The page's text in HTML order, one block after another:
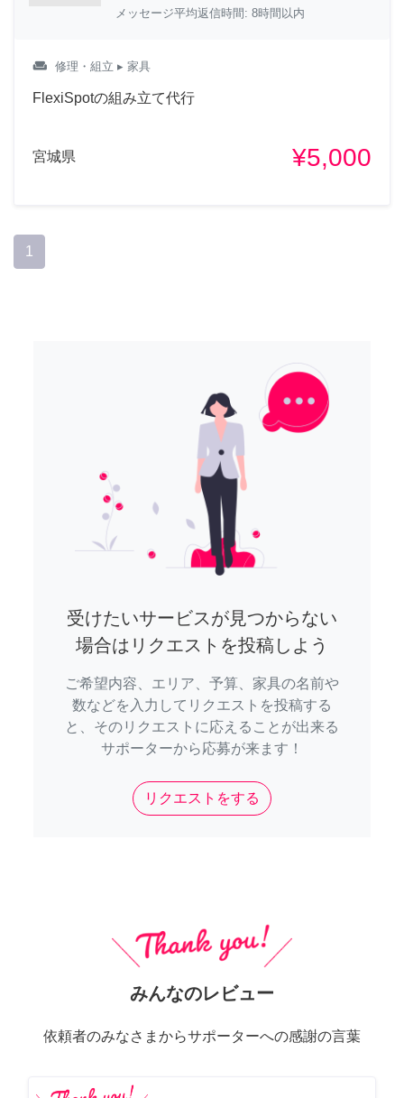
メッセージ平均返信時間: 8時間以内
weekend 修理・組立 ▸ 家具
FlexiSpotの組み立て代行
宮城県 ¥5,000
1
受けたいサービスが見つからない
場合はリクエストを投稿しよう
ご希望内容、エリア、予算、家具の名前や
数などを入力してリクエストを投稿する
と、そのリクエストに応えることが出来る
サポーターから応募が来ます！
リクエストをする
みんなのレビュー
依頼者のみなさまからサポーターへの感謝の言葉